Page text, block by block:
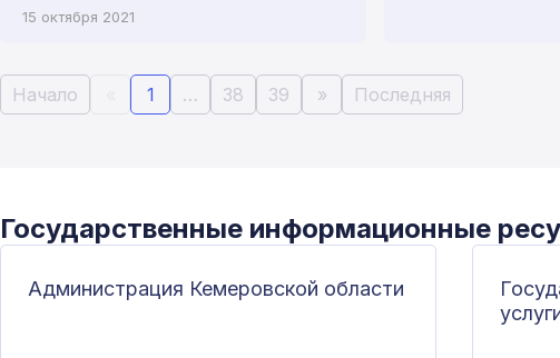
15 октября 2021
Начало 1 … 38 39 » Последняя
Государственные информационные
Администрация Кемеровской области